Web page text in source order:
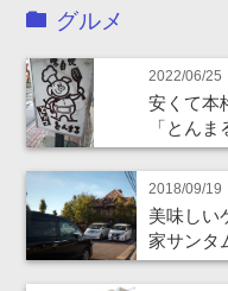
グルメ
2022/06/25
安くて本
「とんま
2018/09/19
美味しい
家サンタ